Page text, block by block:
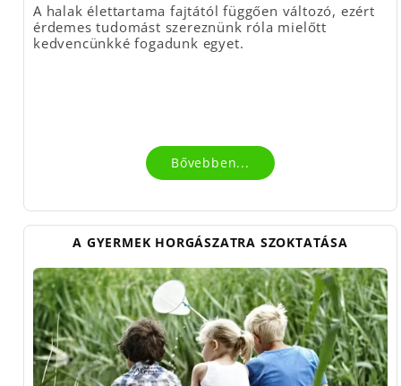
A halak élettartama fajtától függően változó, ezért
érdemes tudomást szereznünk róla mielőtt
kedvencünkké fogadunk egyet.
Bővebben...
A GYERMEK HORGÁSZATRA SZOKTATÁSA